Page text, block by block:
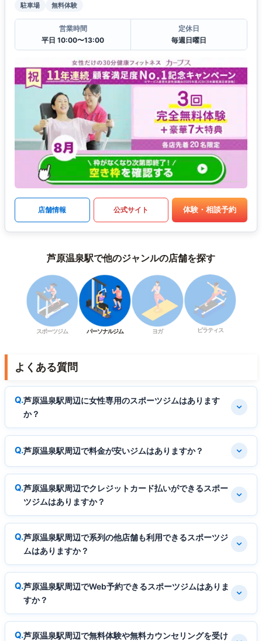
駐車場 無料体験
営業時間
平日 10:00〜13:00
定休日
毎週日曜日
店舗情報 公式サイト 体験・相談予約
芦原温泉駅で他のジャンルの店舗を探す
スポーツジム パーソナルジム ヨガ ピラティス
よくある質問
芦原温泉駅周辺に女性専用のスポーツジムはあります
か？
芦原温泉駅周辺で料金が安いジムはありますか？
芦原温泉駅周辺でクレジットカード払いができるスポー
ツジムはありますか？
芦原温泉駅周辺で系列の他店舗も利用できるスポーツジ
ムはありますか？
芦原温泉駅周辺でWeb予約できるスポーツジムはありま
すか？
芦原温泉駅周辺で無料体験や無料カウンセリングを受け